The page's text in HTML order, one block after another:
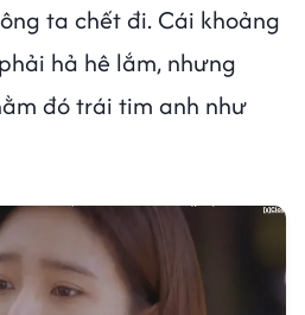
ta chết đi. Cái khoảng
hả hê lắm, nhưng
đó trái tim anh như